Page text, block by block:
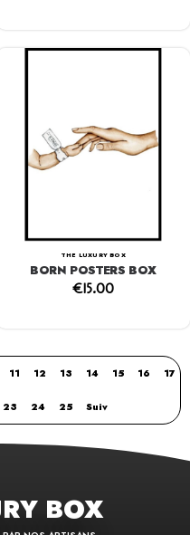
THE LUXURY BOX
BORN POSTERS BOX
€15.00
11 12 13 14 15 16 17
23 24 25 Suiv
BOX